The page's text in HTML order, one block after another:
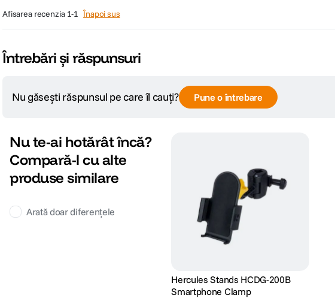
afisarea recenzia 1-1 Înapoi sus
Întrebări și răspunsuri
Nu găsești răspunsul pe care îl cauți? Pune o întrebare
Nu te-ai hotărât încă?
Compară-l cu alte
produse similare
Arată doar diferențele
Hercules Stands HCDG-200B
Smartphone Clamp